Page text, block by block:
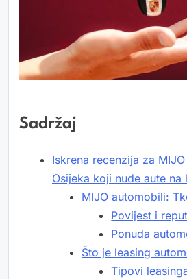
Sadržaj
Iskrena recenzija za
Osijeka koji nude aute na
MIJO automobili:
Povijest i
Ponuda
Što je leasing
Tipovi